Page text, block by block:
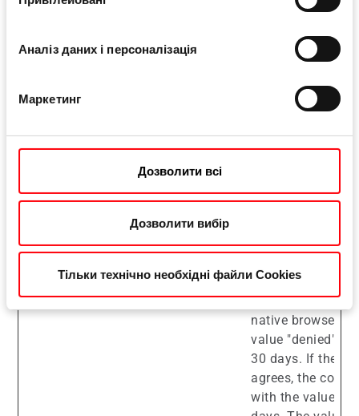
Аналіз даних і персоналізація
Маркетинг
Дозволити всі
Дозволити вибір
Тільки технічно необхідні файли Cookies
played on the
eventual opt-out.
Opt-in cookie for
"Signalize". If the
the cookie is set
customer
decision), the
the validity of 1
customer rejects
native browser
value "denied" is
30 days. If the
agrees, the
with the value